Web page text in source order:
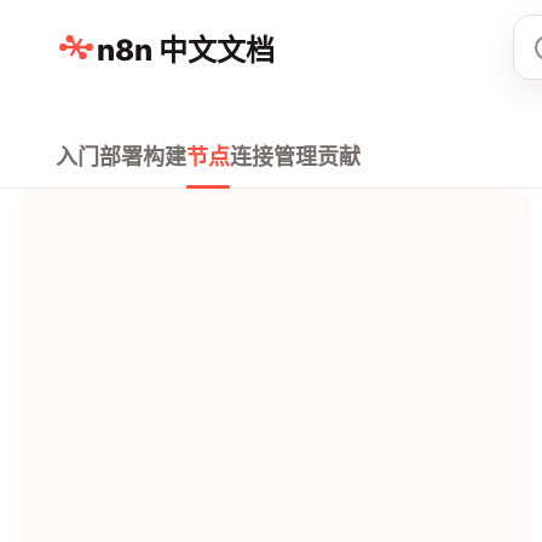
n8n 中文文档
入门部署构建节点连接管理贡献